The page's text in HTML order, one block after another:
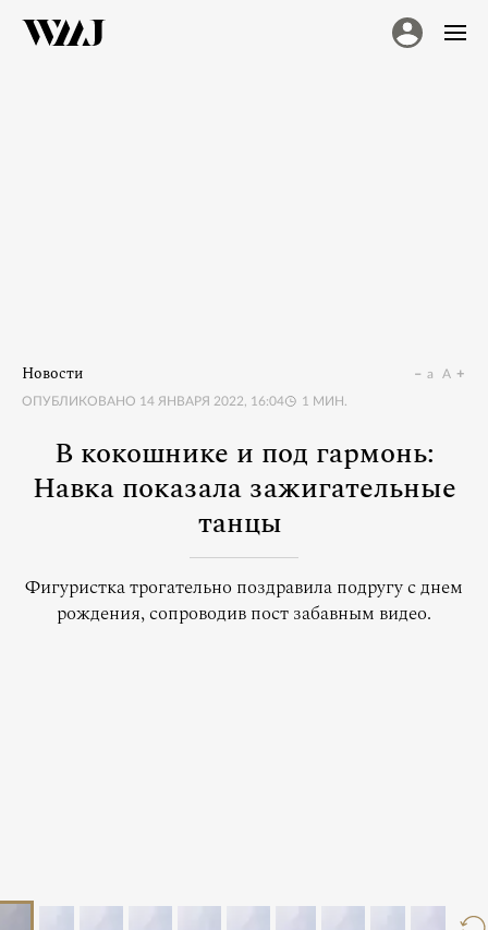
Новости
ОПУБЛИКОВАНО 14 ЯНВАРЯ 2022, 16:04 1 МИН.
a A
В кокошнике и под гармонь:
Навка показала зажигательные
танцы
Фигуристка трогательно поздравила подругу с днем
рождения, сопроводив пост забавным видео.